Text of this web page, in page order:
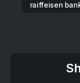
raiffeisen